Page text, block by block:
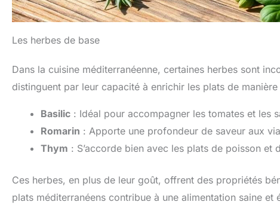
Les herbes de base
Dans la cuisine méditerranéenne, certaines herbes sont
distinguent par leur capacité à enrichir les plats de
Basilic : Idéal pour accompagner les tomates et les
Romarin : Apporte une profondeur de saveur aux
Thym : S’accorde bien avec les plats de poisson et
Ces herbes, en plus de leur goût, offrent des propriétés
plats méditerranéens contribue à une alimentation saine et